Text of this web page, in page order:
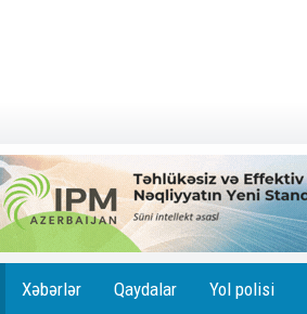
Xəbərlər Qaydalar Yol polisi